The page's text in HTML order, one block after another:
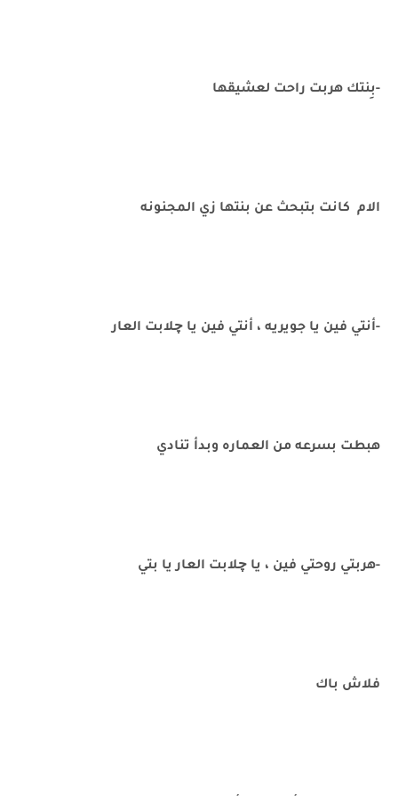
-بِنتك هربت راحت لعشيقها
الام كانت بتبحث عن بنتها زي المجنونه
-أنتي فين يا جويريه ، أنتي فين يا چلابت العار
هبطت بسرعه من العماره وبدأ تنادي
-هربتي روحتي فين ، يا چلابت العار يا بتي
فلاش باك